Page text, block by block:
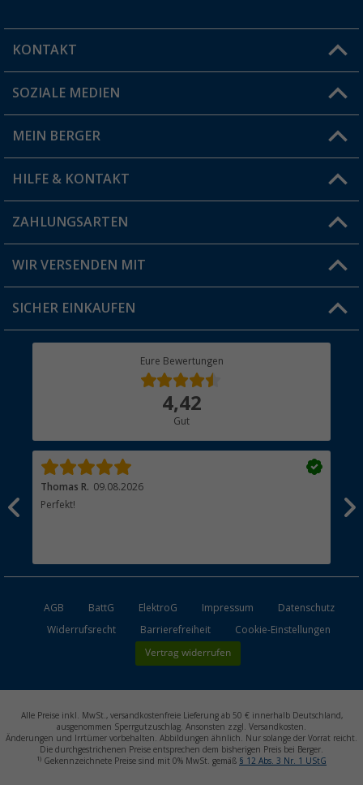
KONTAKT
Du hast eine Frage?
Filiale finden
SOZIALE MEDIEN
MEIN BERGER
Vorteilskarte
Blog
Jobs & Karriere
HILFE & KONTAKT
FAQ & Kontakt
Versandinformationen
Rücksendung
ZAHLUNGSARTEN
WIR VERSENDEN MIT
SICHER EINKAUFEN
Eure Bewertungen
4,42
Gut
Thomas R. 09.08.2026
Perfekt!
AGB BattG ElektroG Impressum
Datenschutz
Widerrufsrecht
Barrierefreiheit Cookie-Einstellungen
Vertrag widerrufen
Alle Preise inkl. MwSt., versandkostenfreie Lieferung ab 50 € innerhalb Deutschland,
ausgenommen Sperrgutzuschlag. Ansonsten zzgl. Versandkosten.
Änderungen und Irrtümer vorbehalten. Abbildungen ähnlich. Nur solange der Vorrat reicht.
Die durchgestrichenen Preise entsprechen dem bisherigen Preis bei Berger.
1) Gekennzeichnete Preise sind mit 0% MwSt. gemäß § 12 Abs. 3 Nr. 1 UStG